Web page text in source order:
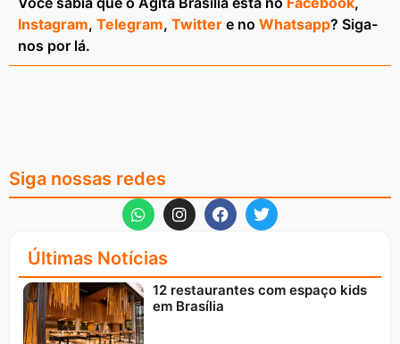
Instagram, Telegram, Twitter e no Whatsapp? Siga-
nos por lá.
Siga nossas redes
Últimas Notícias
12 restaurantes com espaço kids
em Brasília